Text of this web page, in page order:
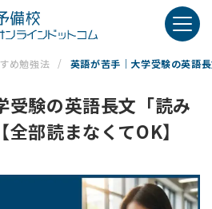
め勉強法 英語が苦手｜大学受験の英語
受験の英語長文「読み
部読まなくてOK】